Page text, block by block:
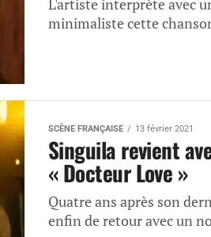
L'artiste interprète avec
minimaliste cette
SCÈNE FRANÇAISE 13 février 2021
Singuila revient
« Docteur Love »
Quatre ans après son
enfin de retour avec un